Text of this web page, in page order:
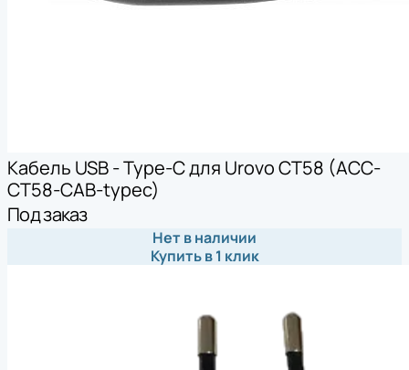
Кабель USB - Type-C для Urovo CT58 (ACC-
CT58-CAB-typec)
Под заказ
Нет в наличии
Купить в 1 клик